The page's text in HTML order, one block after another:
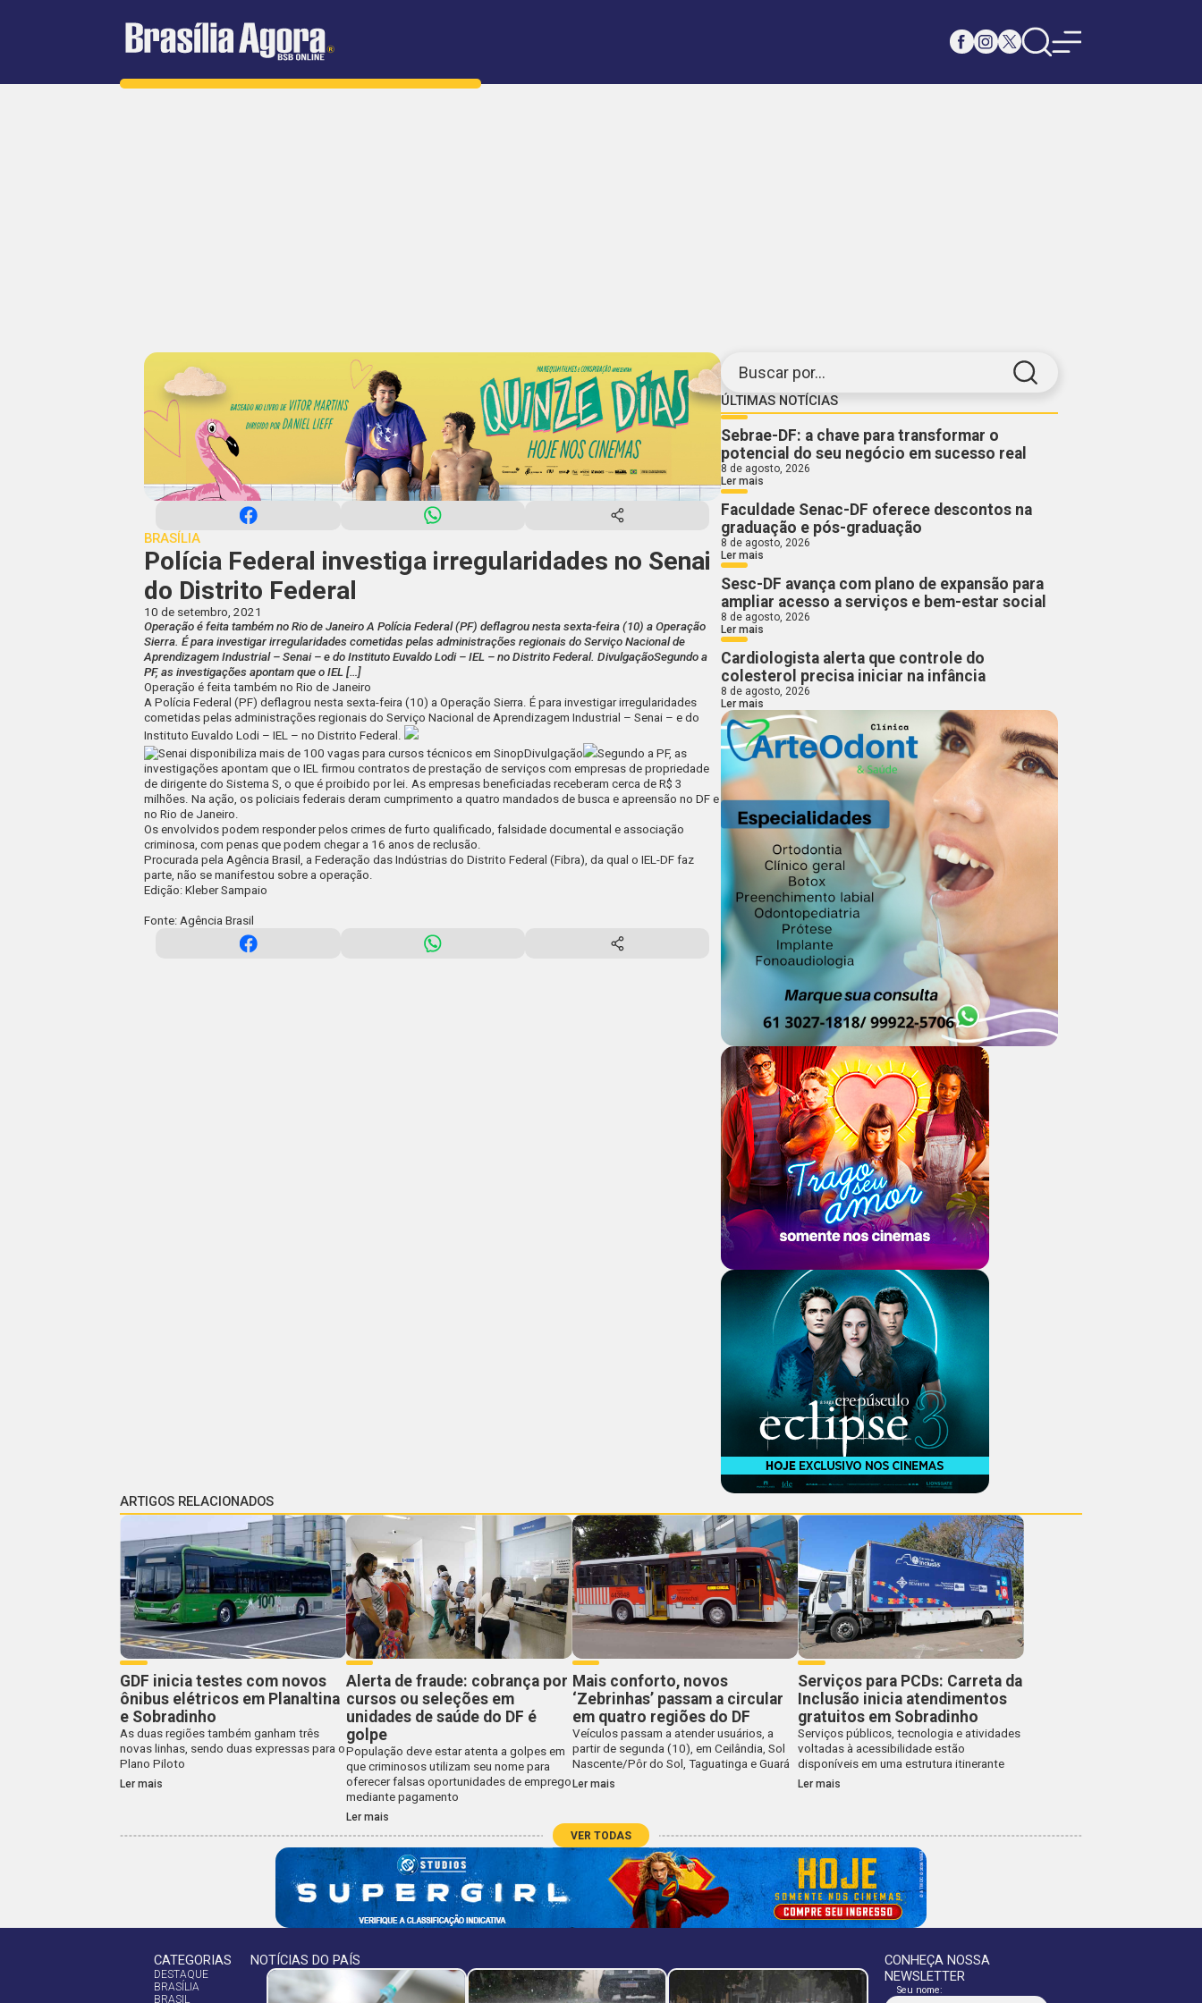
Buscar por...
ÚLTIMAS NOTÍCIAS
Sebrae-DF: a chave para transformar o
potencial do seu negócio em sucesso real
8 de agosto, 2026
Ler mais
Faculdade Senac-DF oferece descontos na
graduação e pós-graduação
8 de agosto, 2026
Ler mais
Sesc-DF avança com plano de expansão para
ampliar acesso a serviços e bem-estar social
8 de agosto, 2026
Ler mais
Cardiologista alerta que controle do
colesterol precisa iniciar na infância
8 de agosto, 2026
Ler mais
BRASÍLIA
Polícia Federal investiga irregularidades no Senai
do Distrito Federal
10 de setembro, 2021
Operação é feita também no Rio de Janeiro A Polícia Federal (PF) deflagrou nesta sexta-feira (10) a Operação
Sierra. É para investigar irregularidades cometidas pelas administrações regionais do Serviço Nacional de
Aprendizagem Industrial – Senai – e do Instituto Euvaldo Lodi – IEL – no Distrito Federal. DivulgaçãoSegundo a
PF, as investigações apontam que o IEL […]
Operação é feita também no Rio de Janeiro
A Polícia Federal (PF) deflagrou nesta sexta-feira (10) a Operação Sierra. É para investigar irregularidades
cometidas pelas administrações regionais do Serviço Nacional de Aprendizagem Industrial – Senai – e do
Instituto Euvaldo Lodi – IEL – no Distrito Federal.
Divulgação
Segundo a PF, as
investigações apontam que o IEL firmou contratos de prestação de serviços com empresas de propriedade
de dirigente do Sistema S, o que é proibido por lei. As empresas beneficiadas receberam cerca de R$ 3
milhões. Na ação, os policiais federais deram cumprimento a quatro mandados de busca e apreensão no DF e
no Rio de Janeiro.
Os envolvidos podem responder pelos crimes de furto qualificado, falsidade documental e associação
criminosa, com penas que podem chegar a 16 anos de reclusão.
Procurada pelaAgência Brasil, a Federação das Indústrias do Distrito Federal (Fibra), da qual o IEL-DF faz
parte, não se manifestou sobre a operação.
Edição: Kleber Sampaio
Fonte: Agência Brasil
ARTIGOS RELACIONADOS
GDF inicia testes com novos
ônibus elétricos em Planaltina
e Sobradinho
As duas regiões também ganham três
novas linhas, sendo duas expressas para o
Plano Piloto
Ler mais
Alerta de fraude: cobrança por
cursos ou seleções em
unidades de saúde do DF é
golpe
População deve estar atenta a golpes em
que criminosos utilizam seu nome para
oferecer falsas oportunidades de emprego
mediante pagamento
Ler mais
Mais conforto, novos
‘Zebrinhas’ passam a circular
em quatro regiões do DF
Veículos passam a atender usuários, a
partir de segunda (10), em Ceilândia, Sol
Nascente/Pôr do Sol, Taguatinga e Guará
Ler mais
Serviços para PCDs: Carreta da
Inclusão inicia atendimentos
gratuitos em Sobradinho
Serviços públicos, tecnologia e atividades
voltadas à acessibilidade estão
disponíveis em uma estrutura itinerante
Ler mais
VER TODAS
CATEGORIAS
DESTAQUE
BRASÍLIA
BRASIL
NOTÍCIAS DO PAÍS
CONHEÇA NOSSA
NEWSLETTER
Seu nome: